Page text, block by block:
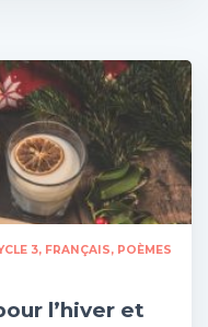
3 FRANÇAIS
POÈMES
l’hiver et